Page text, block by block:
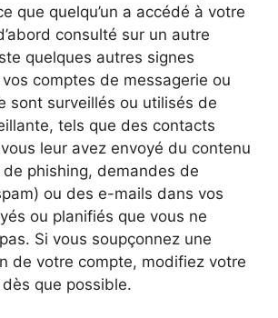
que quelqu’un a accédé à votre
consulté sur un autre
quelques autres signes
comptes de messagerie ou
sont surveillés ou utilisés de
tels que des contacts
leur avez envoyé du contenu
phishing, demandes de
ou des e-mails dans vos
ou planifiés que vous ne
Si vous soupçonnez une
de votre compte, modifiez votre
que possible.